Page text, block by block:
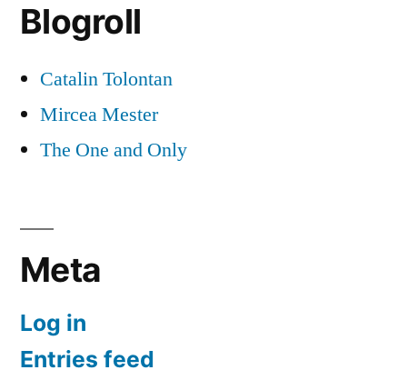
Blogroll
Catalin Tolontan
Mircea Mester
The One and Only
Meta
Log in
Entries feed